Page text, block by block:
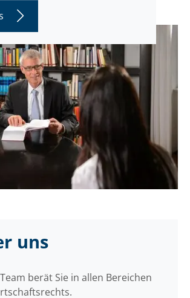
uns
berät Sie in allen Bereichen